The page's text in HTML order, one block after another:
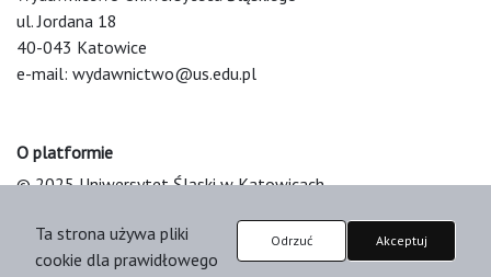
ul. Jordana 18
40-043 Katowice
e-mail: wydawnictwo@us.edu.pl
O platformie
© 2025 Uniwersytet Śląski w Katowicach
Platform & Workflow by OJS/PKP
Ta strona używa pliki
cookie dla prawidłowego
Odrzuć Akceptuj